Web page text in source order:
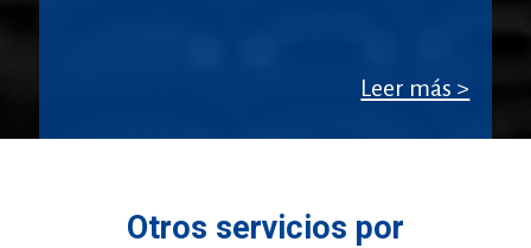
Leer más >
Otros servicios por